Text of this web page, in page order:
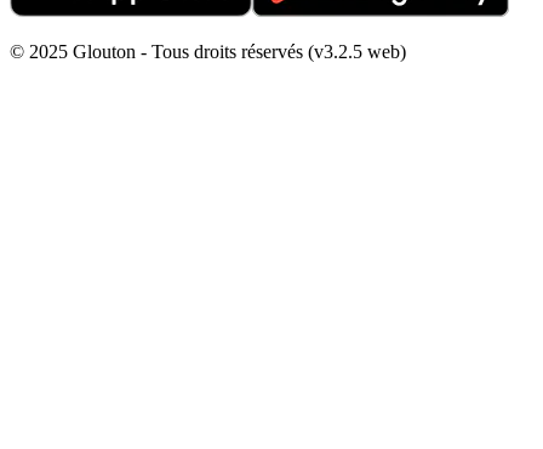
© 2025 Glouton - Tous droits réservés (v3.2.5 web)